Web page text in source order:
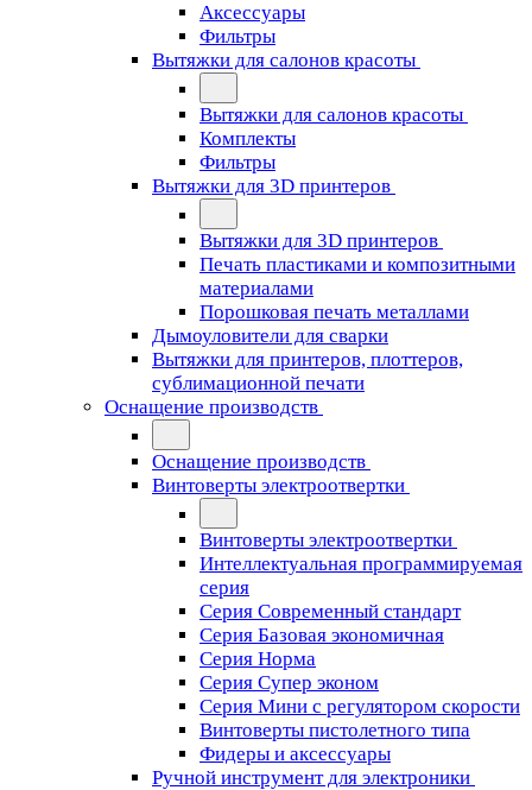
Аксессуары
Фильтры
Вытяжки для салонов красоты
Вытяжки для салонов красоты
Комплекты
Фильтры
Вытяжки для 3D принтеров
Вытяжки для 3D принтеров
Печать пластиками и композитными
материалами
Порошковая печать металлами
Дымоуловители для сварки
Вытяжки для принтеров, плоттеров,
сублимационной печати
Оснащение производств
Оснащение производств
Винтоверты электроотвертки
Винтоверты электроотвертки
Интеллектуальная программируемая
серия
Серия Современный стандарт
Серия Базовая экономичная
Серия Норма
Серия Cупер эконом
Серия Мини с регулятором скорости
Винтоверты пистолетного типа
Фидеры и аксессуары
Ручной инструмент для электроники